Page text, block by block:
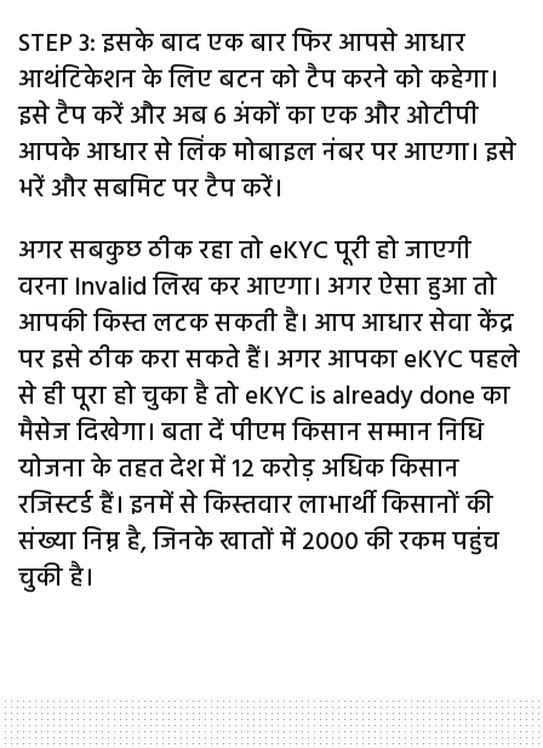
STEP 3: इसके बाद एक बार फिर आपसे आधार
आथंटिकेशन के लिए बटन को टैप करने को कहेगा।
इसे टैप करें और अब 6 अंकों का एक और ओटीपी
आपके आधार से लिंक मोबाइल नंबर पर आएगा। इसे
भरें और सबमिट पर टैप करें।
अगर सबकुछ ठीक रहा तो eKYC पूरी हो जाएगी
वरना Invalid लिख कर आएगा। अगर ऐसा हुआ तो
आपकी किस्त लटक सकती है। आप आधार सेवा केंद्र
पर इसे ठीक करा सकते हैं। अगर आपका eKYC पहले
से ही पूरा हो चुका है तो eKYC is already done का
मैसेज दिखेगा। बता दें पीएम किसान सम्मान निधि
योजना के तहत देश में 12 करोड़ अधिक किसान
रजिस्टर्ड हैं। इनमें से किस्तवार लाभार्थी किसानों की
संख्या निम्न है, जिनके खातों में 2000 की रकम पहुंच
चुकी है।